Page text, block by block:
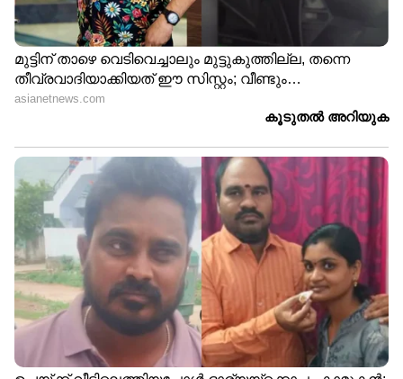
നോക്കുക. വളരെ ഗുഡ് സ്കോർ
അടയാളപ്പെടുത്തിയിട്ടുള്ള അവരുടെ സർവീസ്
റെക്കോർഡ്. അതിന്റെ ക്രെഡിബിലിറ്റിയെ വരെ
ഈ പെൺകുട്ടി ചോദ്യം ചെയ്തിട്ടുണ്ട്.
ഞങ്ങളുടെ അമ്മ എക്സിക്യൂട്ടീവ് കമ്മിറ്റി
അടക്കം മൂന്നാമതൊരാൾ ഈ വിഷയം
അറിയരുത് എന്ന് എനിക്ക് നിർബന്ധം
ഉണ്ടായിരുന്ന ഇടത്തുനിന്നും കുടത്തിൽ നിന്നും
അഴിച്ചുവിട്ട ഭൂതത്തെ പോലെ മറ്റൊരു
രീതിയിൽ എന്നെ അവഹേളിച്ചു കൊണ്ട്
അസത്യം മാത്രം പറഞ്ഞുകൊണ്ട് വാർത്താ
മാധ്യമങ്ങളിൽ നിറഞ്ഞുനിന്നു. എന്റെ
അന്തസ്സിനെ,ആത്മാഭിമാനത്തിനെ